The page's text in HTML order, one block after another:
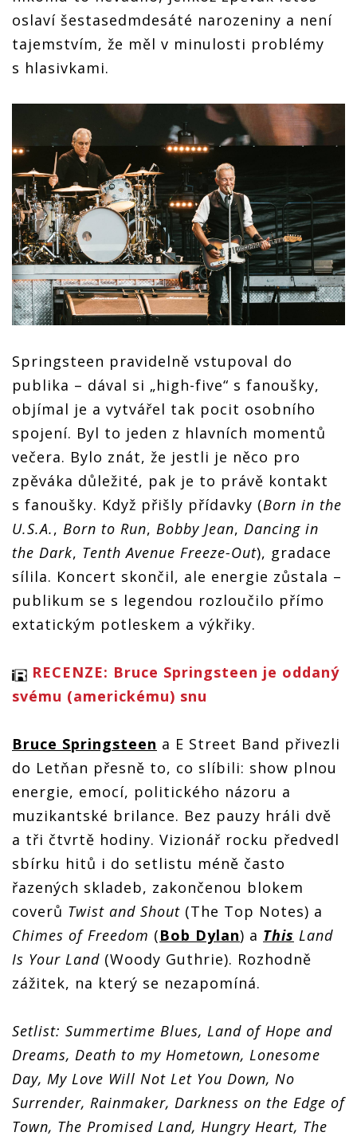
oslaví šestasedmdesáté narozeniny a není
tajemstvím, že měl v minulosti problémy
s hlasivkami.
Springsteen pravidelně vstupoval do
publika – dával si „high-five“ s fanoušky,
objímal je a vytvářel tak pocit osobního
spojení. Byl to jeden z hlavních momentů
večera. Bylo znát, že jestli je něco pro
zpěváka důležité, pak je to právě kontakt
s fanoušky. Když přišly přídavky (Born in the
U.S.A., Born to Run, Bobby Jean, Dancing in
the Dark, Tenth Avenue Freeze-Out), gradace
sílila. Koncert skončil, ale energie zůstala –
publikum se s legendou rozloučilo přímo
extatickým potleskem a výkřiky.
RECENZE: Bruce Springsteen je oddaný
svému (americkému) snu
Bruce Springsteen a E Street Band přivezli
do Letňan přesně to, co slíbili: show plnou
energie, emocí, politického názoru a
muzikantské brilance. Bez pauzy hráli dvě
a tři čtvrtě hodiny. Vizionář rocku předvedl
sbírku hitů i do setlistu méně často
řazených skladeb, zakončenou blokem
coverů Twist and Shout (The Top Notes) a
Chimes of Freedom (Bob Dylan) a This Land
Is Your Land (Woody Guthrie). Rozhodně
zážitek, na který se nezapomíná.
Setlist: Summertime Blues, Land of Hope and
Dreams, Death to my Hometown, Lonesome
Day, My Love Will Not Let You Down, No
Surrender, Rainmaker, Darkness on the Edge of
Town, The Promised Land, Hungry Heart, The